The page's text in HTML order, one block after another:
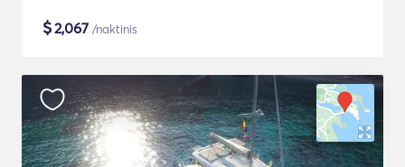
$2,067 /naktinis